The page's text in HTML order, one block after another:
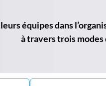
équipes dans
à travers trois modes